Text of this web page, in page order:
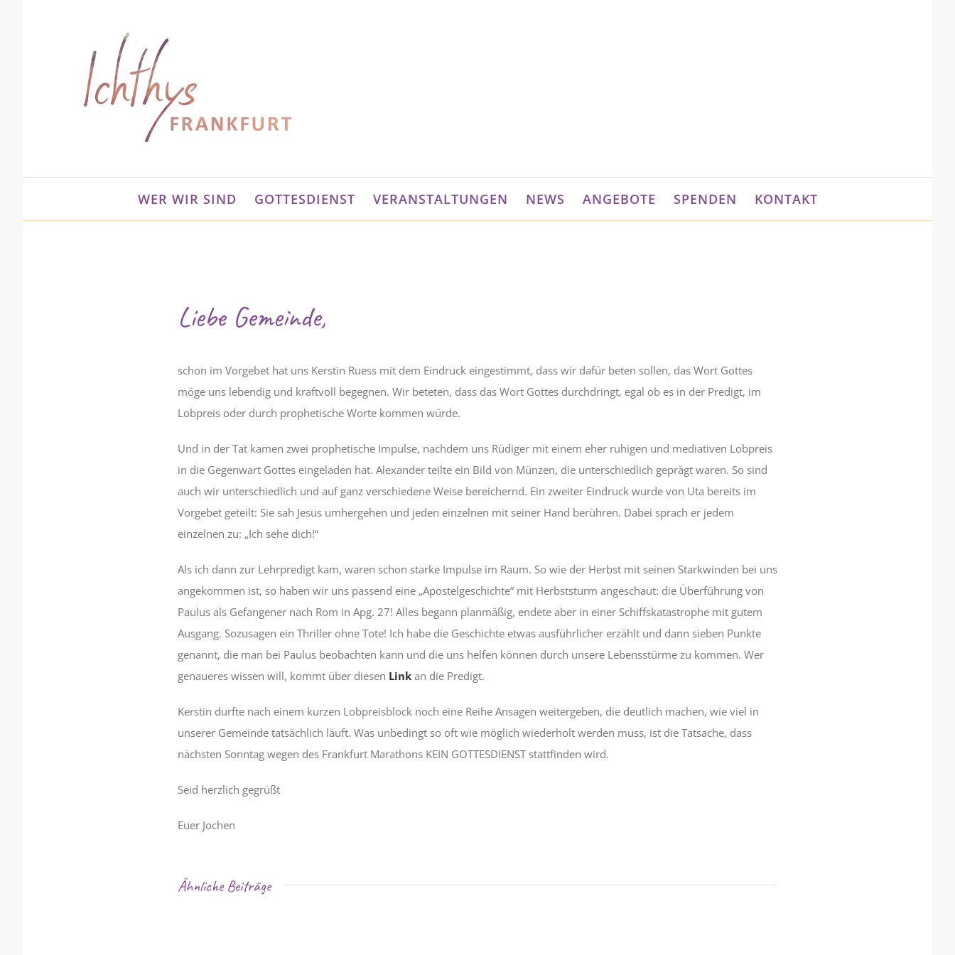
WER WIR SIND GOTTESDIENST VERANSTALTUNGEN NEWS ANGEBOTE SPENDEN KONTAKT
Liebe Gemeinde,
schon im Vorgebet hat uns Kerstin Ruess mit dem Eindruck eingestimmt, dass wir dafür beten sollen, das Wort Gottes
möge uns lebendig und kraftvoll begegnen. Wir beteten, dass das Wort Gottes durchdringt, egal ob es in der Predigt, im
Lobpreis oder durch prophetische Worte kommen würde.
Und in der Tat kamen zwei prophetische Impulse, nachdem uns Rüdiger mit einem eher ruhigen und mediativen Lobpreis
in die Gegenwart Gottes eingeladen hat. Alexander teilte ein Bild von Münzen, die unterschiedlich geprägt waren. So sind
auch wir unterschiedlich und auf ganz verschiedene Weise bereichernd. Ein zweiter Eindruck wurde von Uta bereits im
Vorgebet geteilt: Sie sah Jesus umhergehen und jeden einzelnen mit seiner Hand berühren. Dabei sprach er jedem
einzelnen zu: „Ich sehe dich!“
Als ich dann zur Lehrpredigt kam, waren schon starke Impulse im Raum. So wie der Herbst mit seinen Starkwinden bei uns
angekommen ist, so haben wir uns passend eine „Apostelgeschichte“ mit Herbststurm angeschaut: die Überführung von
Paulus als Gefangener nach Rom in Apg. 27! Alles begann planmäßig, endete aber in einer Schiffskatastrophe mit gutem
Ausgang. Sozusagen ein Thriller ohne Tote! Ich habe die Geschichte etwas ausführlicher erzählt und dann sieben Punkte
genannt, die man bei Paulus beobachten kann und die uns helfen können durch unsere Lebensstürme zu kommen. Wer
genaueres wissen will, kommt über diesen Link an die Predigt.
Kerstin durfte nach einem kurzen Lobpreisblock noch eine Reihe Ansagen weitergeben, die deutlich machen, wie viel in
unserer Gemeinde tatsächlich läuft. Was unbedingt so oft wie möglich wiederholt werden muss, ist die Tatsache, dass
nächsten Sonntag wegen des Frankfurt Marathons KEIN GOTTESDIENST stattfinden wird.
Seid herzlich gegrüßt
Euer Jochen
Ähnliche Beiträge